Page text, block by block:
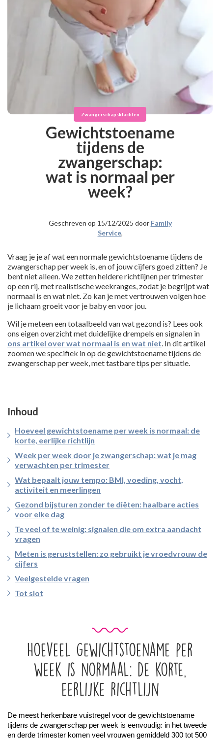
Zwangerschapsklachten
Gewichtstoename
tijdens de
zwangerschap:
wat is normaal per
week?
Geschreven op 15/12/2025 door Family
Service,
Vraag je je af wat een normale gewichtstoename tijdens de
zwangerschap per week is, en of jouw cijfers goed zitten? Je
bent niet alleen. We zetten heldere richtlijnen per trimester
op een rij, met realistische weekranges, zodat je begrijpt wat
normaal is en wat niet. Zo kan je met vertrouwen volgen hoe
je lichaam groeit voor je baby en voor jou.
Wil je meteen een totaalbeeld van wat gezond is? Lees ook
ons eigen overzicht met duidelijke drempels en signalen in
ons artikel over wat normaal is en wat niet . In dit artikel
zoomen we specifiek in op de gewichtstoename tijdens de
zwangerschap per week, met tastbare tips per situatie.
Inhoud
Hoeveel gewichtstoename per week is normaal: de
korte, eerlijke richtlijn
Week per week door je zwangerschap: wat je mag
verwachten per trimester
Wat bepaalt jouw tempo: BMI, voeding, vocht,
activiteit en meerlingen
Gezond bijsturen zonder te diëten: haalbare acties
voor elke dag
Te veel of te weinig: signalen die om extra aandacht
vragen
Meten is geruststellen: zo gebruikt je vroedvrouw de
cijfers
Veelgestelde vragen
Tot slot
Hoeveel gewichtstoename per
week is normaal: de korte,
eerlijke richtlijn
De meest herkenbare vuistregel voor de gewichtstoename
tijdens de zwangerschap per week is eenvoudig: in het tweede
en derde trimester komen veel vrouwen gemiddeld 300 tot 500